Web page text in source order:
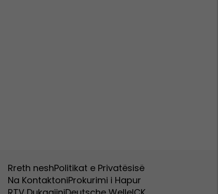
Rreth neshPolitikat e Privatësisë
Na KontaktoniProkurimi i Hapur